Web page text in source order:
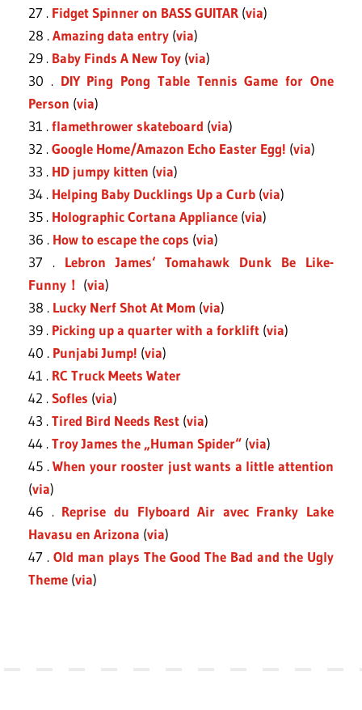
27 . Fidget Spinner on BASS GUITAR (via)
28 .Amazing data entry (via)
29 . Baby Finds A New Toy (via)
30 . DIY Ping Pong Table Tennis Game for One
Person (via)
31 .flamethrower skateboard (via)
32 .Google Home/Amazon Echo Easter Egg! (via)
33 . HD jumpy kitten (via)
34 . Helping Baby Ducklings Up a Curb (via)
35 . Holographic Cortana Appliance (via)
36 . How to escape the cops (via)
37 . Lebron James‘ Tomahawk Dunk Be Like-
Funny！ (via)
38 . Lucky Nerf Shot At Mom (via)
39 . Picking up a quarter with a forklift (via)
40 . Punjabi Jump! (via)
41 . RC Truck Meets Water
42 .Sofles (via)
43 .Tired Bird Needs Rest (via)
44 .Troy James the „Human Spider“ (via)
45 .When your rooster just wants a little attention
(via)
46 . Reprise du Flyboard Air avec Franky Lake
Havasu en Arizona (via)
47 . Old man plays The Good The Bad and the Ugly
Theme (via)